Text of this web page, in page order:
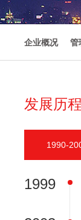
企业概况 管
发展历程
1990-
1999